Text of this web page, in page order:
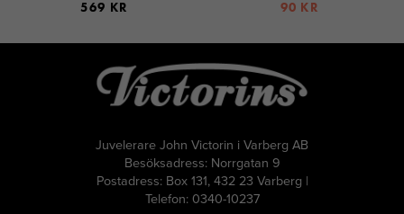
569 KR 90 KR
Juvelerare John Victorin i Varberg AB
Besöksadress: Norrgatan 9
Postadress: Box 131, 432 23 Varberg |
Telefon: 0340-10237